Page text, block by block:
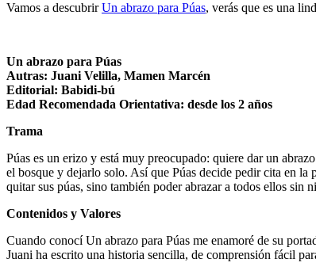
Vamos a descubrirUn abrazo para Púas, verás que es una
Un abrazo para Púas
Autras: Juani Velilla, Mamen Marcén
Editorial: Babidi-bú
Edad Recomendada Orientativa: desde los 2 años
Trama
Púas es un erizo y está muy preocupado: quiere dar un
el bosque y dejarlo solo. Así que Púas decide pedir cita en la
quitar sus púas, sino también poder abrazar a todos ellos sin
Contenidos y Valores
Cuando conocí Un abrazo para Púas me enamoré de su
Juani ha escrito una historia sencilla, de comprensión fácil